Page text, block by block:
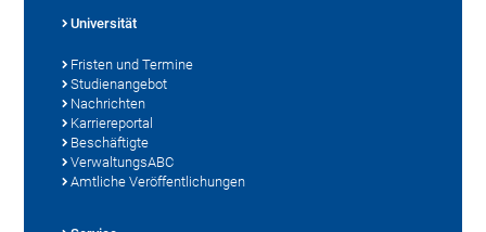
Universität
Fristen und Termine
Studienangebot
Nachrichten
Karriereportal
Beschäftigte
VerwaltungsABC
Amtliche Veröffentlichungen